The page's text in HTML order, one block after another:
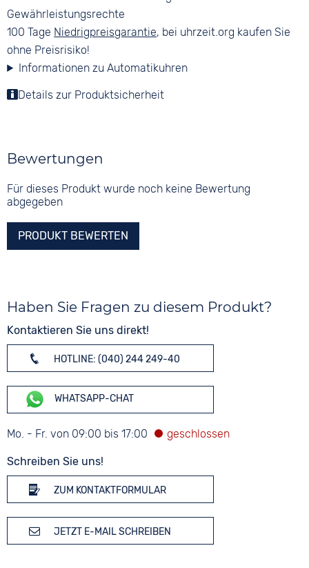
Gewährleistungsrechte
100 Tage Niedrigpreisgarantie, bei uhrzeit.org kaufen Sie
ohne Preisrisiko!
Informationen zu Automatikuhren
Details zur Produktsicherheit
Bewertungen
Für dieses Produkt wurde noch keine Bewertung
abgegeben
PRODUKT BEWERTEN
Haben Sie Fragen zu diesem Produkt?
Kontaktieren Sie uns direkt!
HOTLINE: (040) 244 249-40
WHATSAPP-CHAT
Mo. - Fr. von 09:00 bis 17:00
Schreiben Sie uns!
ZUM KONTAKTFORMULAR
JETZT E-MAIL SCHREIBEN